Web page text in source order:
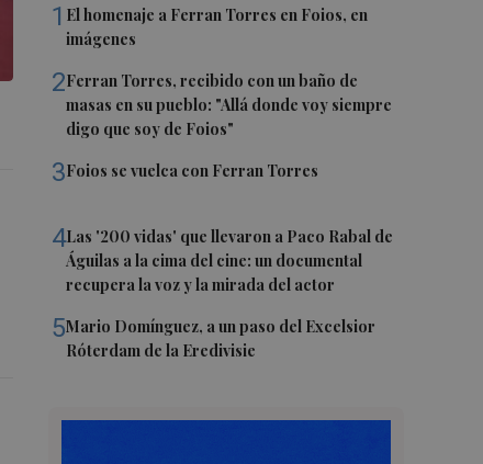
1 El homenaje a Ferran Torres en Foios, en
imágenes
2Ferran Torres, recibido con un baño de
masas en su pueblo: "Allá donde voy siempre
digo que soy de Foios"
3Foios se vuelca con Ferran Torres
4Las '200 vidas' que llevaron a Paco Rabal de
Águilas a la cima del cine: un documental
recupera la voz y la mirada del actor
5Mario Domínguez, a un paso del Excelsior
Róterdam de la Eredivisie